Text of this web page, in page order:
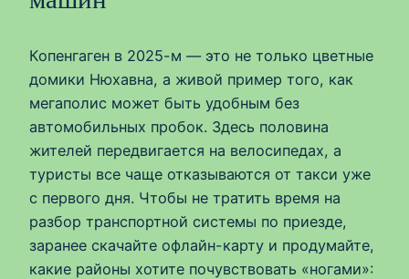
Копенгаген в 2025-м — это не только цветные
домики Нюхавна, а живой пример того, как
мегаполис может быть удобным без
автомобильных пробок. Здесь половина
жителей передвигается на велосипедах, а
туристы все чаще отказываются от такси уже
с первого дня. Чтобы не тратить время на
разбор транспортной системы по приезде,
заранее скачайте офлайн-карту и продумайте,
какие районы хотите почувствовать «ногами»: